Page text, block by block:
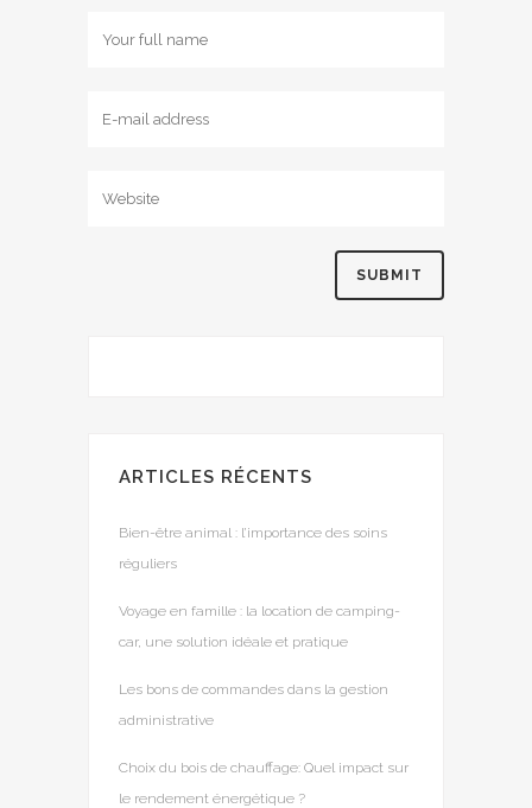
ARTICLES RÉCENTS
Bien-être animal : l’importance des soins
réguliers
Voyage en famille : la location de camping-
car, une solution idéale et pratique
Les bons de commandes dans la gestion
administrative
Choix du bois de chauffage: Quel impact sur
le rendement énergétique ?